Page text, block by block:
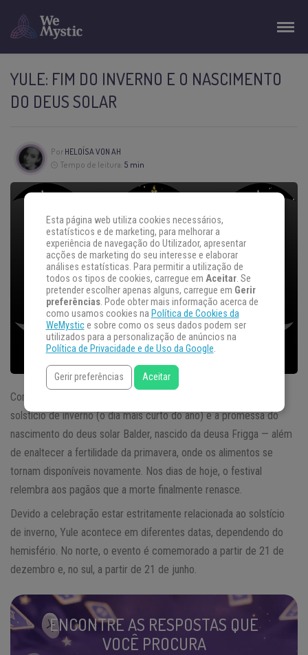
YULE: FIM DO INVERNO E O NASCIMENTO
DO DEUS SOLAR
Por HELOÍSA VON AH
Tempo de leitura: 5 min
Com origem no norte da Europa,
solstício de inverno (o dia mais curto do ano) e a promessa do
nascimento do deus solar Balder, nascido da deusa Frigga — além
de enaltecer a fertilidade da primavera, onde os alimentos se
tornam disponíveis novamente. Nos dias de hoje, o festival
relembra aos pagãos que a morte finalmente renasce.
Devido a celebração estar estritamente relacionada ao solstício
de inverno, Yule acontece em diferentes datas, dependendo do
hemisfério. No norte, o evento é comemorado a partir de 21 de
dezembro e, no sul, a partir de 21 de junho.
ENCONTRE AS RESPOSTAS QUE
VOCÊ PROCURA
Esta página web utiliza cookies necessários,
estatísticos e de marketing, para melhorar a
experiência de navegação do Utilizador, apresentar
acções de marketing do seu interesse e elaborar
análises estatísticas. Para permitir a utilização de
todos os tipos de cookies, carregue em Aceitar. Se
pretender escolher apenas alguns, carregue em Gerir
preferências. Pode obter mais informação acerca de
como usamos cookies na Política de Cookies da
WeMystice sobre como os seus dados podem ser
utilizados para a personalização de anúncios na
Política de Privacidade e de Uso da Google.
Gerir preferências Aceitar